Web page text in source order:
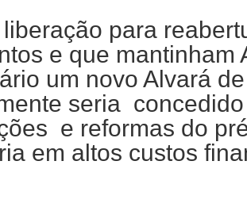
para
e que mantinham
um novo Alvará
seria
e reformas do
em altos custos